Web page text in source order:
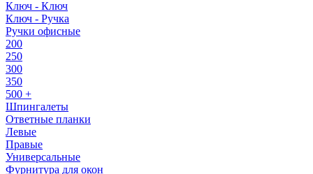
Ключ - Ключ
Ключ - Ручка
Ручки офисные
200
250
300
350
500 +
Шпингалеты
Ответные планки
Левые
Правые
Универсальные
Фурнитура для окон